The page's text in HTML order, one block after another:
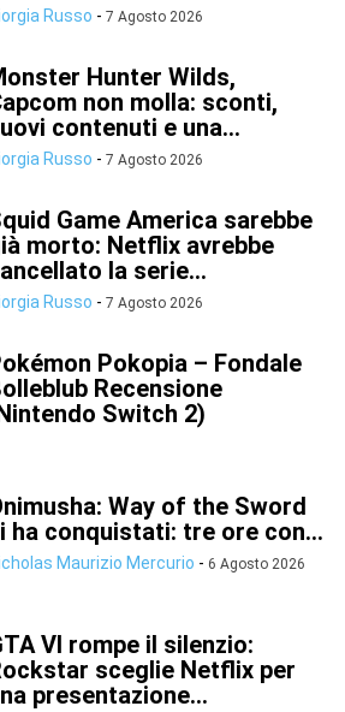
Russo - 7 Agosto 2026
Hunter Wilds,
non molla: sconti,
contenuti e una...
Russo - 7 Agosto 2026
Game America sarebbe
morto: Netflix avrebbe
la serie...
Russo - 7 Agosto 2026
Pokopia – Fondale
Recensione
Switch 2)
Way of the Sword
ha conquistati: tre ore con...
Maurizio Mercurio - 6 Agosto 2026
VI rompe il silenzio:
sceglie Netflix per
presentazione...